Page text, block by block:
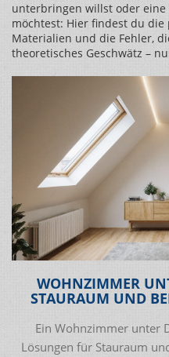
unterbringen willst oder
möchtest: Hier findest du
Materialien und die Fehler,
theoretisches Geschwätz –
WOHNZIMMER
STAURAUM UND
Ein Wohnzimmer unter
Lösungen für Stauraum